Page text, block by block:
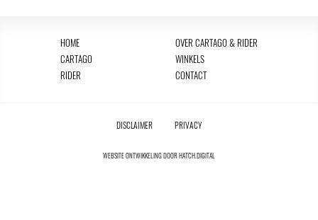
HOME
CARTAGO
RIDER
OVER CARTAGO & RIDER
WINKELS
CONTACT
DISCLAIMER PRIVACY
WEBSITE ONTWIKKELING DOORHATCH.DIGITAL